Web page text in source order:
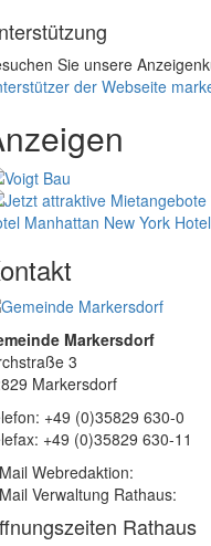
Sie unsere
der Webseite
Manhattan New York
Markersdorf
3
Markersdorf
+49 (0)35829 630-0
+49 (0)35829 630-11
Webredaktion:
Verwaltung Rathaus:
Rathaus